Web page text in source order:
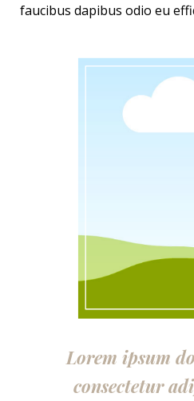
faucibus dapibus odio eu
Lorem ipsum
consectetur